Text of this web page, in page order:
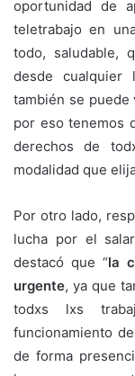
oportunidad de
teletrabajo en
todo, saludable,
desde cualquier
también se puede
por eso tenemos
derechos de
modalidad que
Por otro lado,
lucha por el
destacó que “la
urgente, ya que
todxs lxs
funcionamiento
de forma